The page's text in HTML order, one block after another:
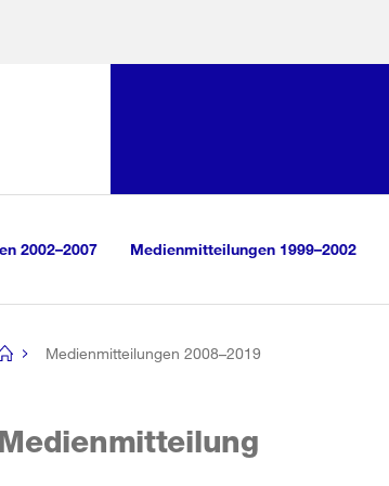
2002–2007 Medienmitteilungen 1999–2002
Medienmitteilungen 2008–2019